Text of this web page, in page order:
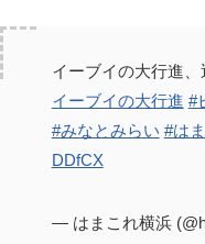
イーブイの大行進
イーブイの大行進 #
#みなとみらい #は
DDfCX
— はまこれ横浜